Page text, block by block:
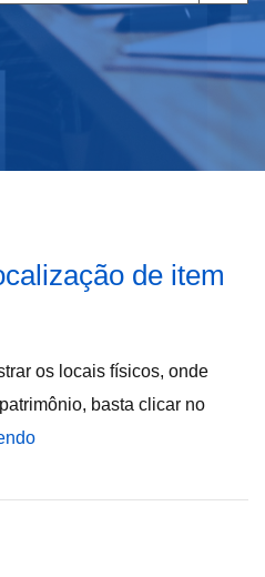
de item
os locais físicos, onde
basta clicar no